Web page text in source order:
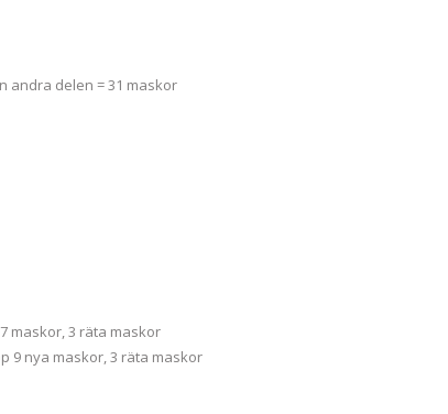
andra delen = 31 maskor
maskor, 3 räta maskor
9 nya maskor, 3 räta maskor